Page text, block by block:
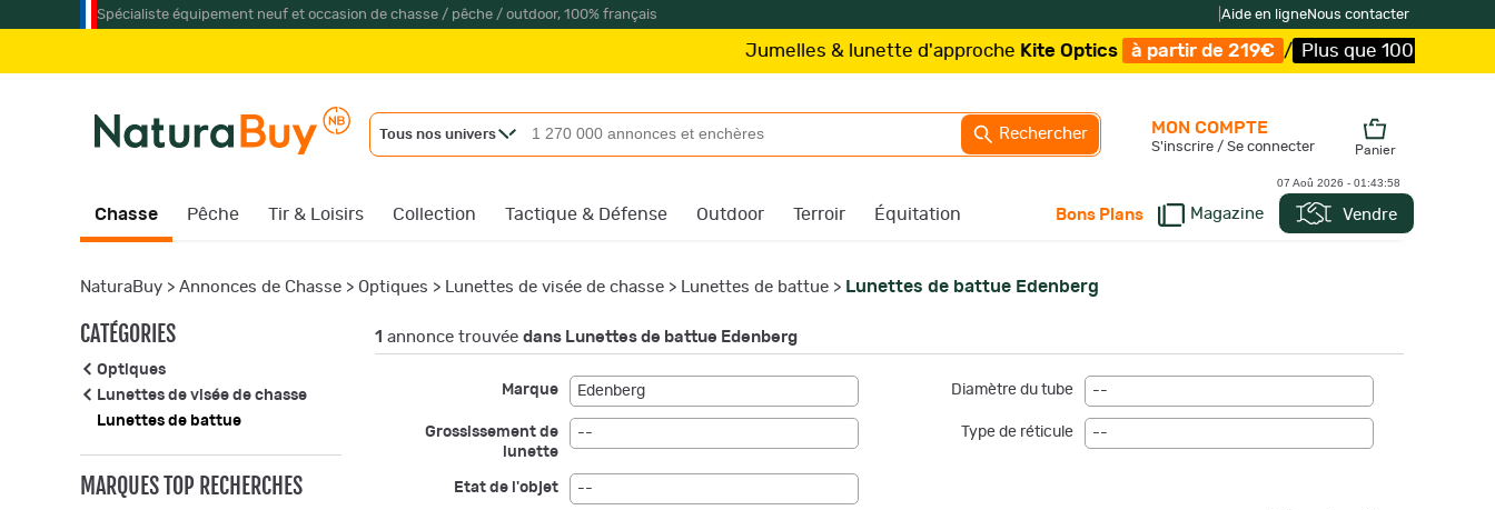
Spécialiste équipement neuf et occasion de chasse / pêche / outdoor, 100% français Aide en ligneNous contacter
Jumelles & lunette d'approcheKite Optics à partir de 219€ / Plus que 100 exemplaires !
Tous nos univers Rechercher
Chasse Pêche Tir & Loisirs Collection Tactique & Défense Outdoor Terroir Équitation Bons Plans Magazine Vendre
MON COMPTE
S'inscrire / Se connecter Panier
07 Aoû 2026 - 01:43:58
NaturaBuy > Annonces de Chasse > Optiques > Lunettes de visée de chasse > Lunettes de battue > Lunettes de battue Edenberg
CATÉGORIES
Optiques
Lunettes de visée de chasse
Lunettes de battue
MARQUES TOP RECHERCHES
1 annonce trouvée dans Lunettes de battue Edenberg
Marque Edenberg
Grossissement de
lunette
--
Etat de l'objet --
Diamètre du tube --
Type de réticule --